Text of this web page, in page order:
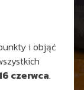
i objąć
czerwca.